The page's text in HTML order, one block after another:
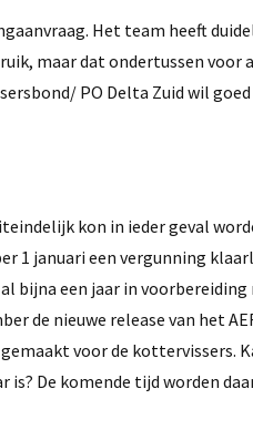
Het team heeft
maar dat ondertussen voor
PO Delta Zuid wil
kon in ieder geval
1 januari een vergunning
bijna een jaar in
de nieuwe release van het
voor de kottervissers.
De komende tijd worden